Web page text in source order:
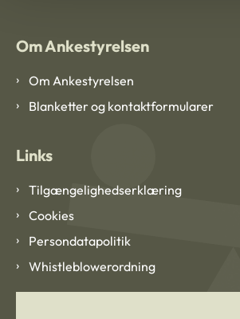
Om Ankestyrelsen
Om Ankestyrelsen
Blanketter og kontaktformularer
Links
Tilgængelighedserklæring
Cookies
Persondatapolitik
Whistleblowerordning